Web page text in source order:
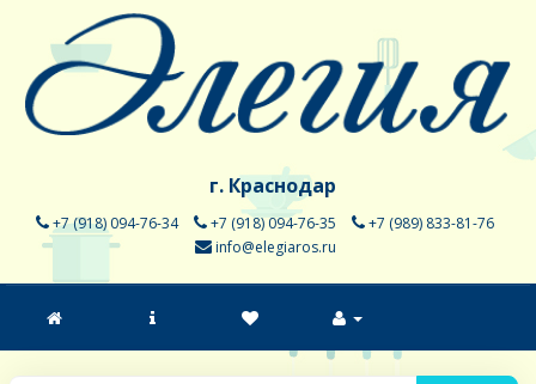
г. Краснодар
+7 (918) 094-76-34 +7 (918) 094-76-35
+7 (989) 833-81-76
info@elegiaros.ru